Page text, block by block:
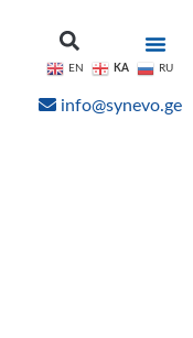
info@synevo.ge
EN KA RU